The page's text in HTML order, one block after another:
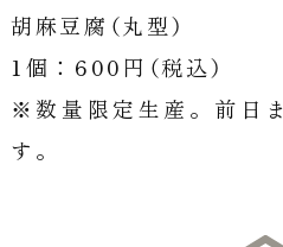
胡麻豆腐（丸型）
1個：600円（税込）
※数量限定生産。前日
す。